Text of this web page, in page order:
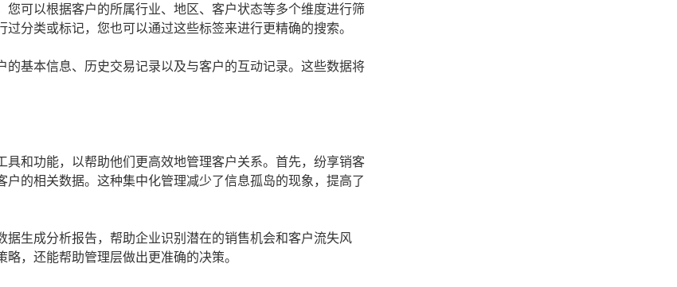
可以根据客户的所属行业、地区、客户状态等多个维度进行筛
分类或标记，您也可以通过这些标签来进行更精确的搜索。
基本信息、历史交易记录以及与客户的互动记录。这些数据将
和功能，以帮助他们更高效地管理客户关系。首先，纷享销客
的相关数据。这种集中化管理减少了信息孤岛的现象，提高了
生成分析报告，帮助企业识别潜在的销售机会和客户流失风
，还能帮助管理层做出更准确的决策。